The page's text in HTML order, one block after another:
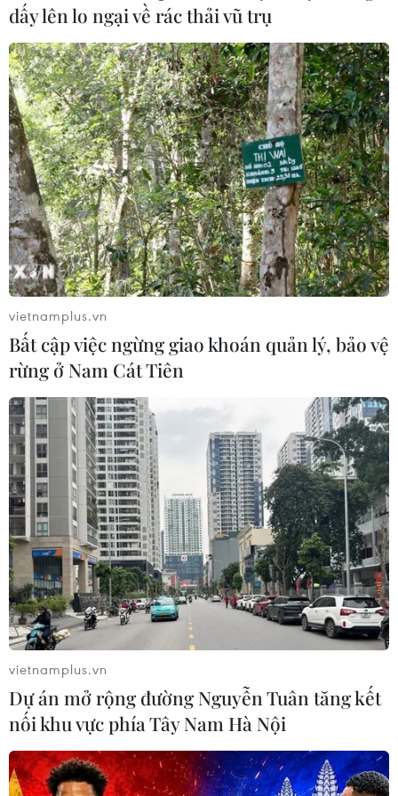
ra nước ngoài.
dấy lên lo ngại về rác thải vũ trụ
vietnamplus.vn
Bất cập việc ngừng giao khoán quản lý, bảo vệ
rừng ở Nam Cát Tiên
vietnamplus.vn
Dự án mở rộng đường Nguyễn Tuân tăng kết
nối khu vực phía Tây Nam Hà Nội